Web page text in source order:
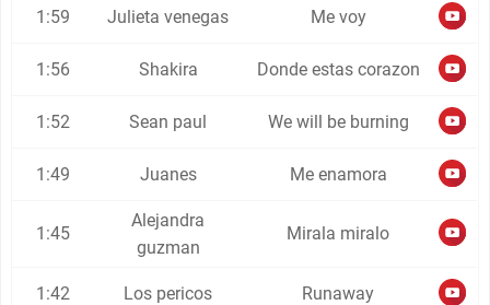
1:59 Julieta venegas Me voy
1:56 Shakira Donde estas corazon
1:52 Sean paul We will be burning
1:49 Juanes Me enamora
1:45
Alejandra
guzman
Mirala miralo
1:42 Los pericos Runaway